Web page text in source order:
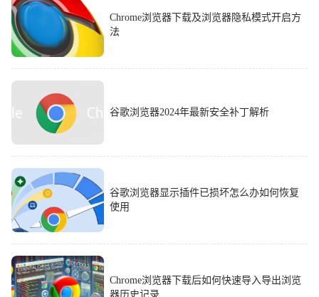
Chrome浏览器下载及浏览器隐私模式开启方
法
谷歌浏览器2024年最新安全补丁解析
谷歌浏览器显示插件已损坏怎么办如何恢复
使用
Chrome浏览器下载后如何快速导入导出浏览
器历史记录